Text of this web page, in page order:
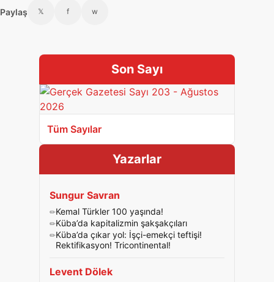
Paylaş 𝕏 f w
Son Sayı
Tüm Sayılar
Yazarlar
Sungur Savran
Kemal Türkler 100 yaşında!
Küba’da kapitalizmin şakşakçıları
Küba’da çıkar yol: İşçi-emekçi teftişi!
Rektifikasyon! Tricontinental!
Levent Dölek